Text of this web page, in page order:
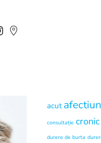
acut
consultație cronic
durere de burta